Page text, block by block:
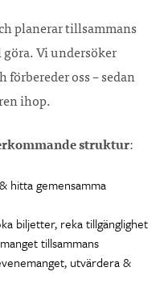
planerar tillsammans
Vi undersöker
oss – sedan
ihop.
struktur:
hitta gemensamma
biljetter, reka tillgänglighet
tillsammans
utvärdera &